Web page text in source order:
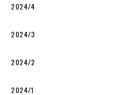
2024/4
2024/3
2024/2
2024/1